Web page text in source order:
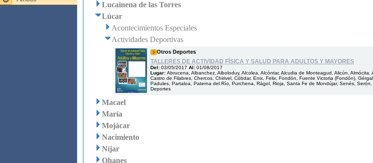
Lucainena de las Torres
Lúcar
Acontecimientos Especiales
Actividades Deportivas
Otros Deportes
TALLERES DE ACTIVIDAD FÍSICA Y SALUD PARA ADULTOS Y MAYORES
Del: 03/05/2017 Al: 01/08/2017
Lugar: Abrucena, Albanchez, Alboloduy, Alcolea, Alcóntar, Alcudia de Monteagud, Alicún,
Castro de Filabres, Chercos, Chirivel, Cóbdar, Enix, Felix, Fondón, Fuente Victoria (Fondón),
Padules, Partaloa, Paterna del Río, Purchena, Rágol, Rioja, Santa Fe de Mondújar, Senés,
Deportes
Macael
María
Mojácar
Nacimiento
Níjar
Ohanes